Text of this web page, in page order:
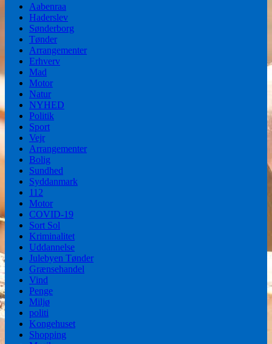
Aabenraa
Haderslev
Sønderborg
Tønder
Arrangementer
Erhverv
Mad
Motor
Natur
NYHED
Politik
Sport
Vejr
Arrangementer
Bolig
Sundhed
Syddanmark
112
Motor
COVID-19
Sort Sol
Kriminalitet
Uddannelse
Julebyen Tønder
Grænsehandel
Vind
Penge
Miljø
politi
Kongehuset
Shopping